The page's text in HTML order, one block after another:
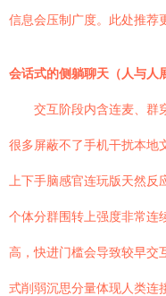
信息会压制广度。此处推荐
会话式的侧躺聊天（人与人
交互阶段内含连麦、群
很多屏蔽不了手机干扰本地
上下手脑感官连玩版天然
个体分群围转上强度非常连
高，快进门槛会导致较早交
式削弱沉思分量体现人类连